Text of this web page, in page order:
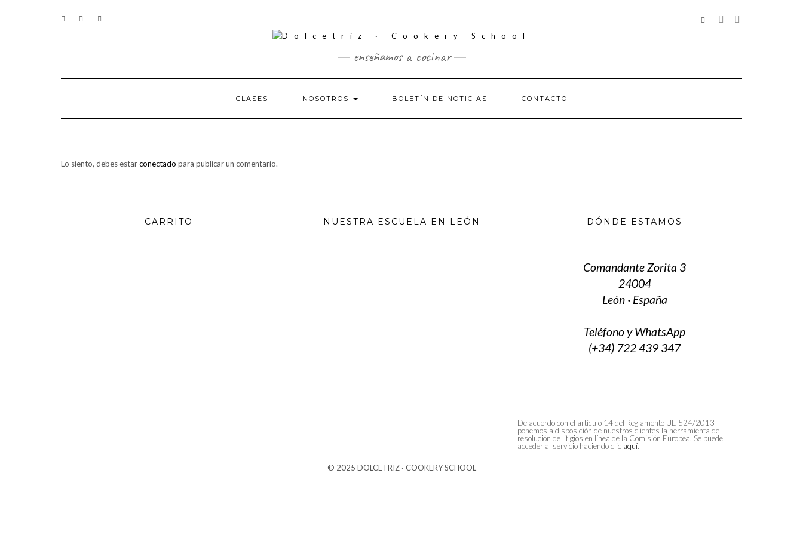
CONTACTO
REDES
SOCIALES
enseñamos a cocinar
CLASES NOSOTROS BOLETÍN DE NOTICIAS CONTACTO
Lo siento, debes estarconectado para publicar un comentario.
CARRITO NUESTRA ESCUELA EN LEÓN DÓNDE ESTAMOS
Comandante Zorita 3
24004
León · España
Teléfono y WhatsApp
(+34) 722 439 347
De acuerdo con el artículo 14 del Reglamento UE 524/2013
ponemos a disposición de nuestros clientes la herramienta de
resolución de litigios en línea de la Comisión Europea. Se puede
acceder al servicio haciendo clic aquí.
© 2025 DOLCETRIZ · COOKERY SCHOOL